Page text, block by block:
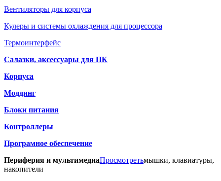
Вентиляторы для корпуса
Кулеры и системы охлаждения для процессора
Термоинтерфейс
Салазки, аксессуары для ПК
Корпуса
Моддинг
Блоки питания
Контроллеры
Програмное обеспечение
Периферия и мультимедиаПросмотретьмышки, клавиатуры,
накопители